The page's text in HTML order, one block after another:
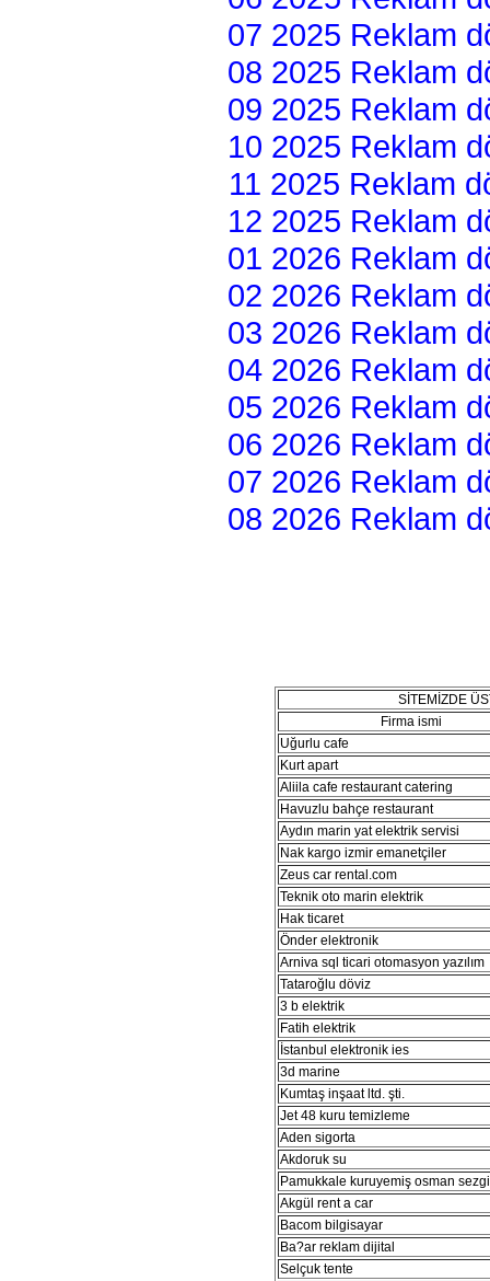
07 2025 Reklam
08 2025 Reklam
09 2025 Reklam
10 2025 Reklam
11 2025 Reklam
12 2025 Reklam
01 2026 Reklam
02 2026 Reklam
03 2026 Reklam
04 2026 Reklam
05 2026 Reklam
06 2026 Reklam
07 2026 Reklam
08 2026 Reklam
SİTEMİZDE
Firma ismi
Uğurlu cafe
Kurt apart
Aliila cafe restaurant catering
Havuzlu bahçe restaurant
Aydın marin yat elektrik servisi
Nak kargo izmir emanetçiler
Zeus car rental.com
Teknik oto marin elektrik
Hak ticaret
Önder elektronik
Arniva sql ticari otomasyon yazılım
Tataroğlu döviz
3 b elektrik
Fatih elektrik
İstanbul elektronik ies
3d marine
Kumtaş inşaat ltd. şti.
Jet 48 kuru temizleme
Aden sigorta
Akdoruk su
Pamukkale kuruyemiş osman
Akgül rent a car
Bacom bilgisayar
Ba?ar reklam dijital
Selçuk tente